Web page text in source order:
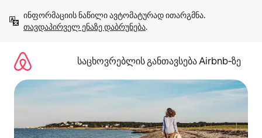
გადასვლა
თავდაპირველ ენაზე დაბრუნება.
საცხოვრებლის განთავსება Airbnb‑ზე